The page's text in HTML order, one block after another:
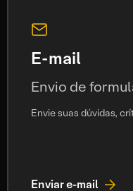
E-mail
Envio de
Envie suas dúvidas,
Enviar e-mail